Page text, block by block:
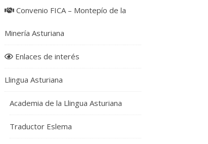
Convenio FICA – Montepío de la
Minería Asturiana
Enlaces de interés
Llingua Asturiana
Academia de la Llingua Asturiana
Traductor Eslema